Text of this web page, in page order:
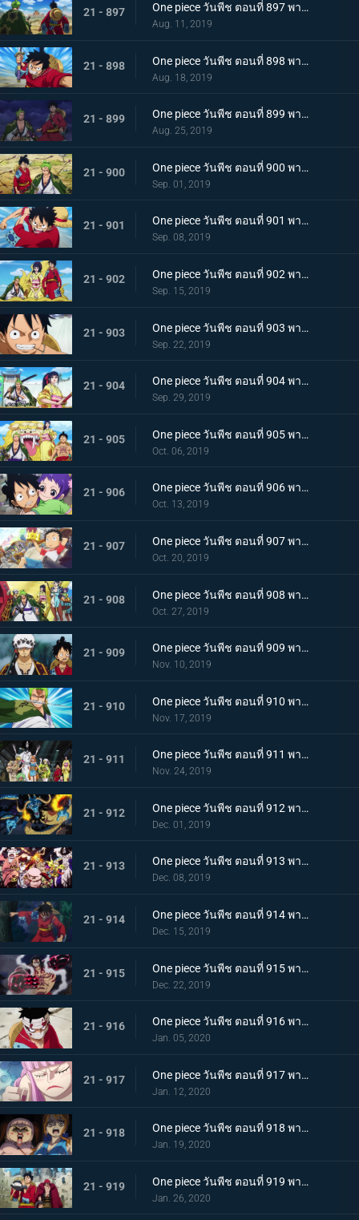
21 - 897 One piece วันพีช ตอนที่ 897 พากย์ไทย ช่วยโอทามะ หมวกฟางทะลวงฝ่าทุ่งรกร้าง!
Aug. 11, 2019
21 - 898 One piece วันพีช ตอนที่ 898 พากย์ไทย ดาราเด่น! จอมขมังเวทย์ฮอว์คินส์ออกโรง
Aug. 18, 2019
21 - 899 One piece วันพีช ตอนที่ 899 พากย์ไทย ความพ่ายแพ้ที่เลี่ยงไม่ได้ การโจมตีอย่างหนักของสตรอว์แมน!
Aug. 25, 2019
21 - 900 One piece วันพีช ตอนที่ 900 พากย์ไทย วันที่แสนจะสุดยอด โอทามะ และ ถั่วแดงต้ม
Sep. 01, 2019
21 - 901 One piece วันพีช ตอนที่ 901 พากย์ไทย บุกรังของศัตรู เมืองบาคุระที่เต็มไปด้วยเจ้าหน้าที่รัฐ!
Sep. 08, 2019
21 - 902 One piece วันพีช ตอนที่ 902 พากย์ไทย โยโกสุนะออกโรง อุราชิมะผู้ไร้เทียมทานผู้หมายปองโออิคุ!
Sep. 15, 2019
21 - 903 One piece วันพีช ตอนที่ 903 พากย์ไทย ตัดสินผลซูโม่ หมวกฟาง vs โยโกสุนะสุดแกร่ง!
Sep. 22, 2019
21 - 904 One piece วันพีช ตอนที่ 904 พากย์ไทย ลูฟี่เดือดจัด ช่วยทามะจากอันตราย!
Sep. 29, 2019
21 - 905 One piece วันพีช ตอนที่ 905 พากย์ไทย การชิงโอทามะคืน! ศึกอันดุเดือดกับโฮลด์เดม!
Oct. 06, 2019
21 - 906 One piece วันพีช ตอนที่ 906 พากย์ไทย ดวลตัวต่อตัว ระหว่างหมอผีกับหมอแห่งความตาย!
Oct. 13, 2019
21 - 907 One piece วันพีช ตอนที่ 907 พากย์ไทย ตอนพิเศษ ฉลองวันพีซครบรอบ 20 ปี "โรแมนซ์ดอวน์"
Oct. 20, 2019
21 - 908 One piece วันพีช ตอนที่ 908 พากย์ไทย เรือสมบัติมาถึงแล้ว ลูฟี่ทาโร่แทนคุณ!
Oct. 27, 2019
21 - 909 One piece วันพีช ตอนที่ 909 พากย์ไทย สุสานแสนลึกลับ การพบกันอีกครั้งที่ซากปราสาทโอเด้ง!
Nov. 10, 2019
21 - 910 One piece วันพีช ตอนที่ 910 พากย์ไทย ซามูไรในตำนาน ชายผู้ที่โรเจอร์หลงใหล!
Nov. 17, 2019
21 - 911 One piece วันพีช ตอนที่ 911 พากย์ไทย เริ่มแผนการลับ เปิดฉากโค่นหนึ่งในสี่จักรพรรดิ
Nov. 24, 2019
21 - 912 One piece วันพีช ตอนที่ 912 พากย์ไทย ชายผู้แข็งแกร่งที่สุด หัวหน้ากองโจรสุดแกร่งชูเท็นมารุ!
Dec. 01, 2019
21 - 913 One piece วันพีช ตอนที่ 913 พากย์ไทย พ่ายแพ้อย่างหมดรูป ลมหายใจพิโรธของไคโด!
Dec. 08, 2019
21 - 914 One piece วันพีช ตอนที่ 914 พากย์ไทย การต่อสู้อันดุเดือด ลูฟี่ที่บุกเข้าใส่ปะทะไคโด
Dec. 15, 2019
21 - 915 One piece วันพีช ตอนที่ 915 พากย์ไทย การทำลายล้าง! ท่าไม้ตายเผด็จศึกอัสนีแปดทิศ!
Dec. 22, 2019
21 - 916 One piece วันพีช ตอนที่ 916 พากย์ไทย ลูฟี่ผู้ถูกเย้ยหยัน นรกบนดินที่เหมืองนักโทษ
Jan. 05, 2020
21 - 917 One piece วันพีช ตอนที่ 917 พากย์ไทย ดินแดนศักดิ์สิทธิ์สั่นคลอน หนวดดำ 1 ใน 4 จักรพรรดิผู้ไม่เกรงกลัวใคร
Jan. 12, 2020
21 - 918 One piece วันพีช ตอนที่ 918 พากย์ไทย เริ่มดำเนินการ แผนการใหญ่โค่นล้มไคโด!
Jan. 19, 2020
21 - 919 One piece วันพีช ตอนที่ 919 พากย์ไทย ความโกลาหล! นักโทษลูฟี่กับคิด!
Jan. 26, 2020